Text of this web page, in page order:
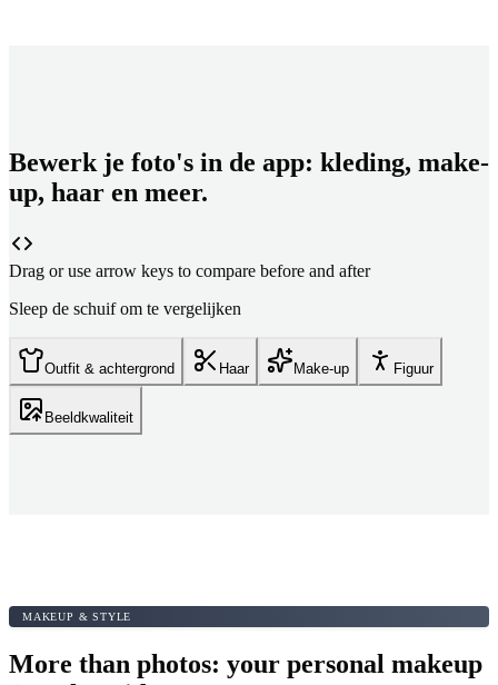
Bewerk je foto's in de app: kleding, make-
up, haar en meer.
Drag or use arrow keys to compare before and after
Sleep de schuif om te vergelijken
Outfit & achtergrond Haar Make-up Figuur
Beeldkwaliteit
MAKEUP & STYLE
More than photos: your personal makeup